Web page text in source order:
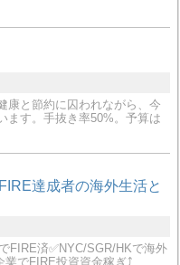
康と節約に囚われながら、今
ます。手抜き率50%。予算は
達成者の海外生活と
FIRE済✅NYC/SGR/HKで海外
でFIRE投資資金稼ぎ⤴️…